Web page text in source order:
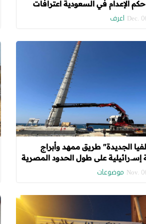
الإعدام في السعودية اعترافات
بالتعذيب" ومحاكمات "لا تفي
Dec. اعرف
الجديدة" طريق ممهد وأبراج
إسـ.رائيلية على طول الحدود المصرية
Nov. موضوعات